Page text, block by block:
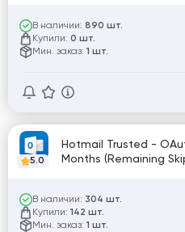
В наличии: 890 шт.
Купили: 0 шт.
Мин. заказ: 1 шт.
5.0
Hotmail Trusted -
В наличии: 304 шт.
Купили: 142 шт.
Мин. заказ: 1 шт.